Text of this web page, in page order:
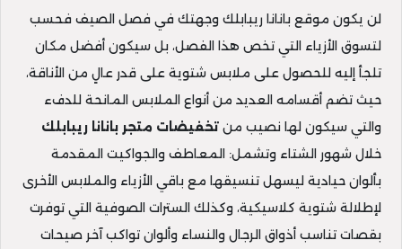
لن يكون موقع بانانا ريبابلك وجهتك في فصل الصيف فحسب
لتسوق الأزياء التي تخص هذا الفصل، بل سيكون أفضل مكان
تلجأ إليه للحصول على ملابس شتوية على قدر عالٍ من الأناقة،
حيث تضم أقسامه العديد من أنواع الملابس المانحة للدفء
والتي سيكون لها نصيب من تخفيضات متجر بانانا ريبابلك
خلال شهور الشتاء وتشمل: المعاطف والجواكيت المقدمة
بألوان حيادية ليسهل تنسيقها مع باقي الأزياء والملابس الأخرى
لإطلالة شتوية كلاسيكية، وكذلك السترات الصوفية التي توفرت
بقصات تناسب أذواق الرجال والنساء وألوان تواكب آخر صيحات